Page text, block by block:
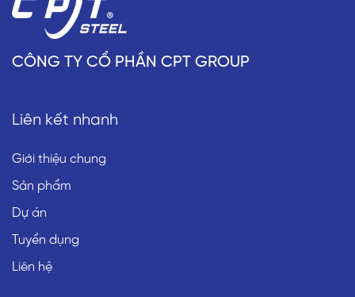
CÔNG TY CỔ PHẦN CPT GROUP
Liên kết nhanh
Giới thiệu chung
Sản phẩm
Dự án
Tuyển dụng
Liên hệ